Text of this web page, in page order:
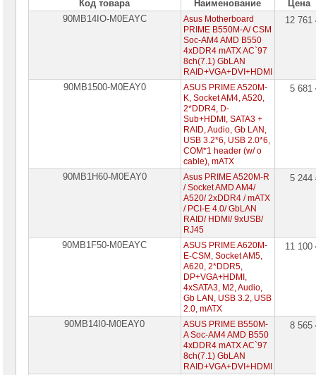
Компьютеры
МФУ
оборудование
компьютеров
Код товара Наименование
Цена
90MB14IO-M0EAYC
Asus Motherboard
PRIME B550M-A/ CSM
Soc-AM4 AMD B550
4xDDR4 mATX AC`97
8ch(7.1) GbLAN
RAID+VGA+DVI+HDMI
12
90MB1500-M0EAY0
ASUS PRIME A520M-
K, Socket AM4, A520,
2*DDR4, D-
Sub+HDMI, SATA3 +
RAID, Audio, Gb LAN,
USB 3.2*6, USB 2.0*6,
COM*1 header (w/ o
cable), mATX
5
90MB1H60-M0EAY0
Asus PRIME A520M-R
/ Socket AMD AM4/
A520/ 2xDDR4 / mATX
/ PCI-E 4.0/ GbLAN
RAID/ HDMI/ 9xUSB/
RJ45
5
90MB1F50-M0EAYC
ASUS PRIME A620M-
E-CSM, Socket AM5,
A620, 2*DDR5,
DP+VGA+HDMI,
4xSATA3, M2, Audio,
Gb LAN, USB 3.2, USB
2.0, mATX
11
90MB14I0-M0EAY0
ASUS PRIME B550M-
A Soc-AM4 AMD B550
4xDDR4 mATX AC`97
8ch(7.1) GbLAN
RAID+VGA+DVI+HDMI
8